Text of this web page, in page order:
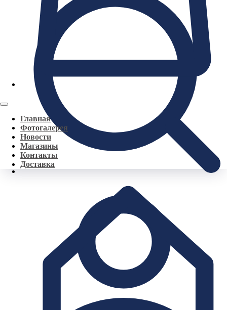
Главная
Фотогалерея
Новости
Магазины
Контакты
Доставка